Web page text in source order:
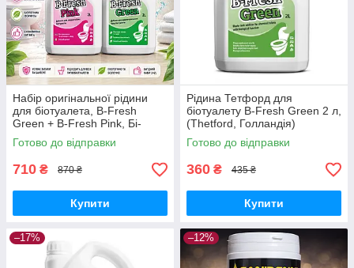
Набір оригінальної рідини
для біотуалета, B-Fresh
Green + B-Fresh Pink, Бі-
Фреш Грін+ Бі-Фреш Пінк, 2 л
+ 2 л, THETFORD.
Готово до відправки
710 ₴ 870 ₴
Купити
Рідина Тетфорд для
біотуалету B-Fresh Green 2 л,
(Thetford, Голландія)
Готово до відправки
360 ₴ 435 ₴
Купити
–17% –12%